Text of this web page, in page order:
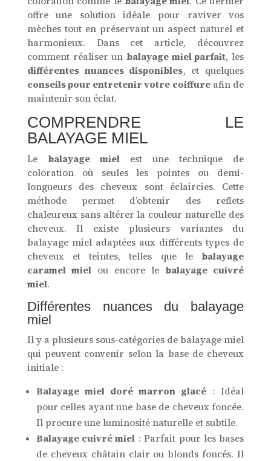
offre une solution idéale pour raviver vos
mèches tout en préservant un aspect naturel et
harmonieux. Dans cet article, découvrez
comment réaliser un balayage miel parfait, les
différentes nuances disponibles, et quelques
conseils pour entretenir votre coiffureafin de
maintenir son éclat.
COMPRENDRE LE
BALAYAGE MIEL
Le balayage mielest une technique de
coloration où seules les pointes ou demi-
longueurs des cheveux sont éclaircies. Cette
méthode permet d’obtenir des reflets
chaleureux sans altérer la couleur naturelle des
cheveux. Il existe plusieurs variantes du
balayage miel adaptées aux différents types de
cheveux et teintes, telles que le balayage
caramel mielou encore le balayage cuivré
miel.
Différentes nuances du balayage
miel
Il y a plusieurs sous-catégories de balayage miel
qui peuvent convenir selon la base de cheveux
initiale :
Balayage miel doré marron glacé : Idéal
pour celles ayant une base de cheveux foncée.
Il procure une luminosité naturelle et subtile.
Balayage cuivré miel : Parfait pour les bases
de cheveux châtain clair ou blonds foncés. Il